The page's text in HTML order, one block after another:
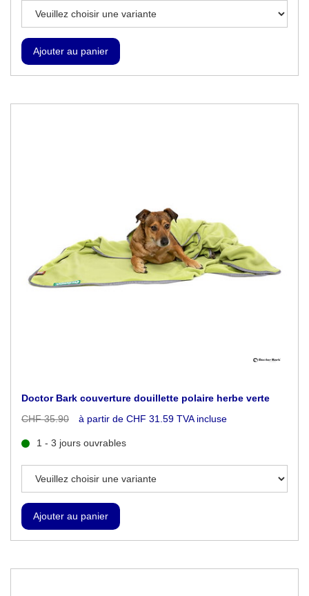
Doctor Bark couverture douillette polaire herbe verte
CHF 35.90
à partir de CHF 31.59 TVA incluse
1 - 3 jours ouvrables